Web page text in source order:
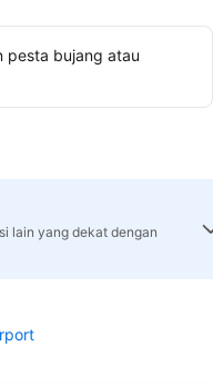
pesta bujang atau
lain yang dekat dengan